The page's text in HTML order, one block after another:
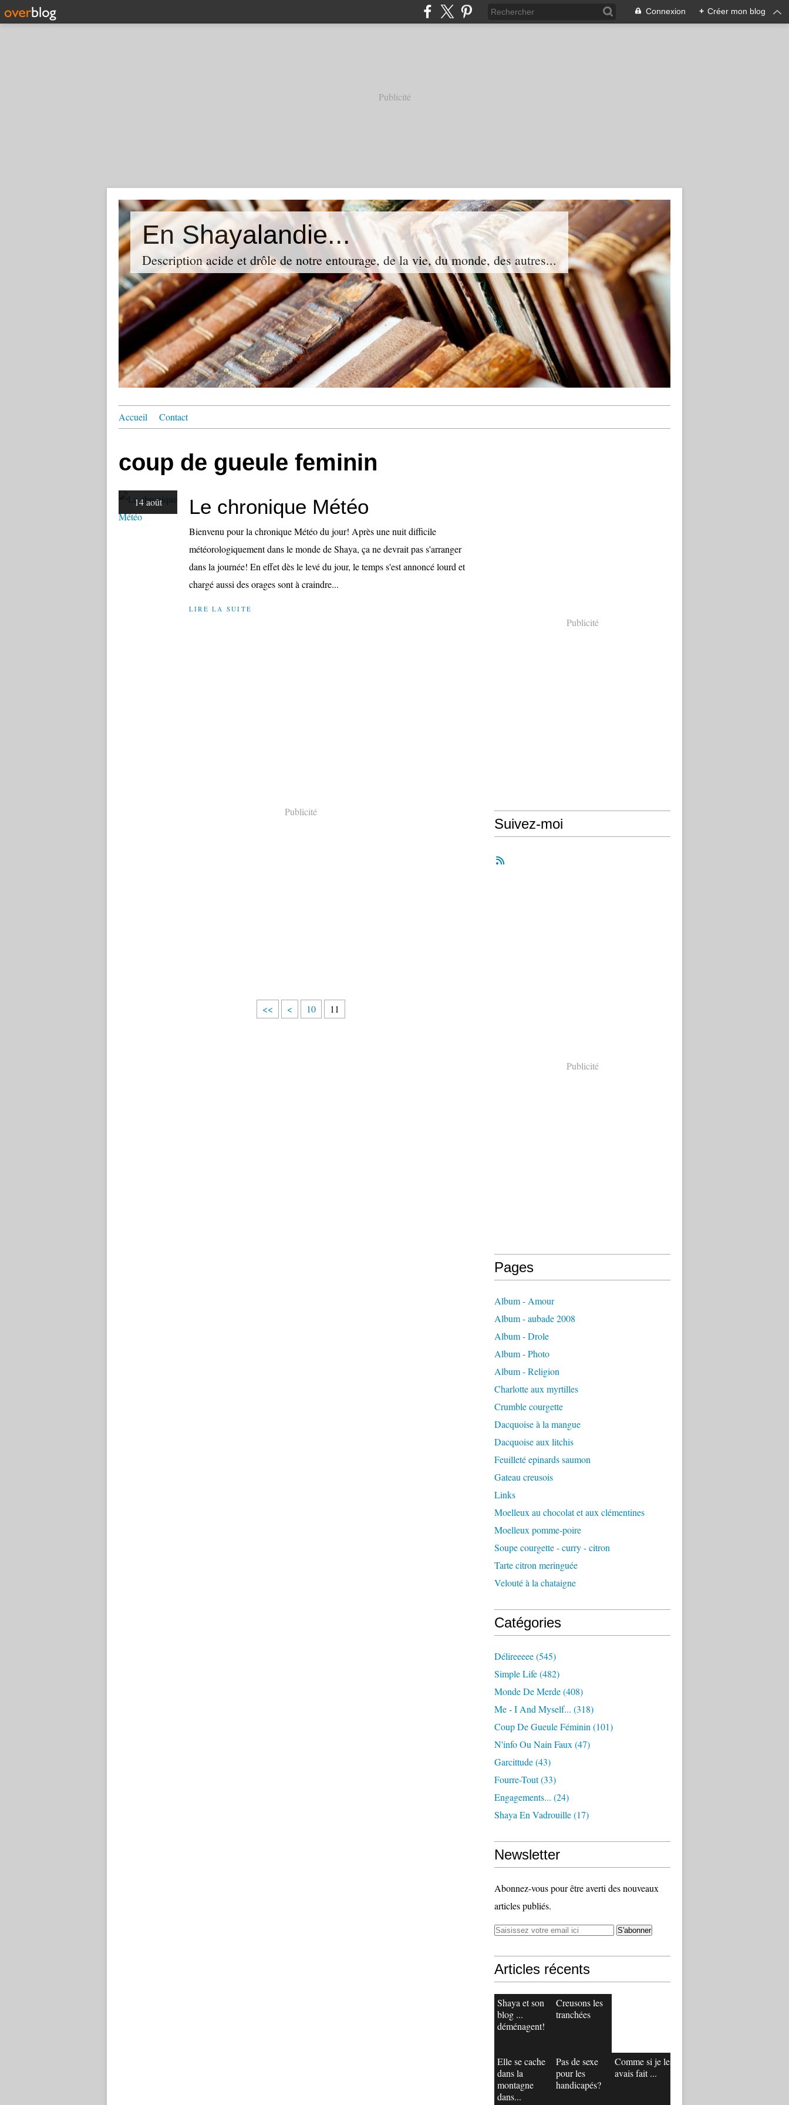
Connexion + Créer mon blog
Publicité
En Shayalandie...
Description acide et drôle de notre entourage, de la vie, du monde, des autres...
Accueil Contact
coup de gueule feminin
14 août Le chronique Météo
Bienvenu pour la chronique Météo du jour! Après une nuit difficile
météorologiquement dans le monde de Shaya, ça ne devrait pas s'arranger
dans la journée! En effet dès le levé du jour, le temps s'est annoncé lourd et
chargé aussi des orages sont à craindre...
LIRE LA SUITE
Publicité
<< < 10 11
Publicité
Suivez-moi
Publicité
Pages
Album - Amour
Album - aubade 2008
Album - Drole
Album - Photo
Album - Religion
Charlotte aux myrtilles
Crumble courgette
Dacquoise à la mangue
Dacquoise aux litchis
Feuilleté epinards saumon
Gateau creusois
Links
Moelleux au chocolat et aux clémentines
Moelleux pomme-poire
Soupe courgette - curry - citron
Tarte citron meringuée
Velouté à la chataigne
Catégories
Délireeeee(545)
Simple Life(482)
Monde De Merde(408)
Me - I And Myself... (318)
Coup De Gueule Féminin (101)
N'info Ou Nain Faux (47)
Garcittude(43)
Fourre-Tout(33)
Engagements... (24)
Shaya En Vadrouille(17)
Newsletter
Abonnez-vous pour être averti des nouveaux
articles publiés.
Articles récents
Shaya et son
blog ...
déménagent!
Creusons les
tranchées
Elle se cache
dans la
montagne
dans...
Pas de sexe
pour les
handicapés?
Comme si je les
avais fait ...